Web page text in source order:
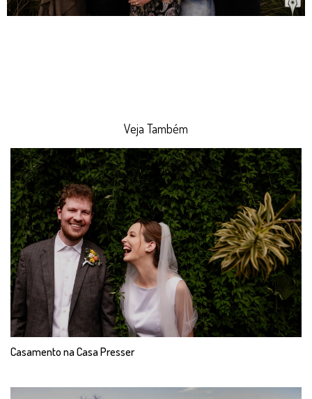
Veja Também
Casamento na Casa Presser